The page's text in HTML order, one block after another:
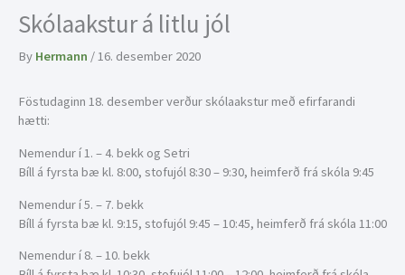
Skólaakstur á litlu jól
By Hermann /16. desember 2020
Föstudaginn 18. desember verður skólaakstur með efirfarandi
hætti:
Nemendur í 1. – 4. bekk og Setri
Bíll á fyrsta bæ kl. 8:00, stofujól 8:30 – 9:30, heimferð frá skóla 9:45
Nemendur í 5. – 7. bekk
Bíll á fyrsta bæ kl. 9:15, stofujól 9:45 – 10:45, heimferð frá skóla 11:00
Nemendur í 8. – 10. bekk